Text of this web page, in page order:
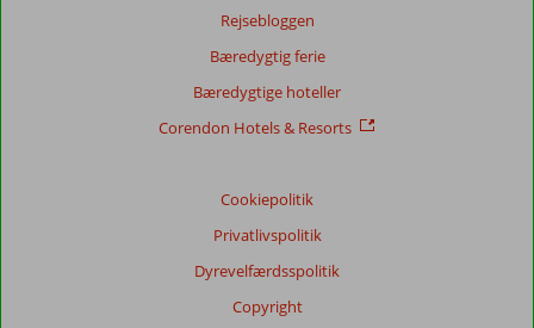
Rejsebloggen
Bæredygtig ferie
Bæredygtige hoteller
Corendon Hotels & Resorts
Cookiepolitik
Privatlivspolitik
Dyrevelfærdsspolitik
Copyright